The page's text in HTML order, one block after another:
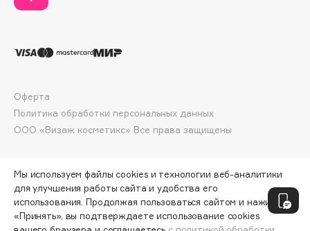
Dolce & Gabbana
Dorco
Dr.Ceuracle
ООО «Визаж косметикс» Все права защищены
Оферта
Политика обработки персональных данных
Мы используем файлы cookies и технологии веб-аналитики
для улучшения работы сайта и удобства его
использования. Продолжая пользоваться сайтом и нажимая
«Принять», вы подтверждаете использование cookies